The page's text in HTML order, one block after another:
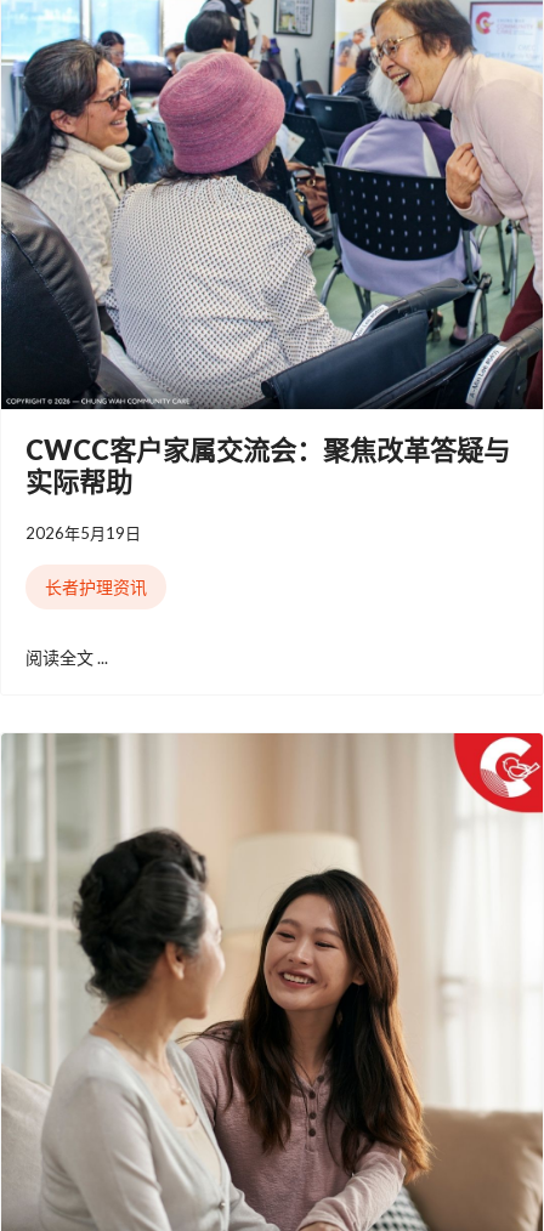
CWCC客户家属交流会：聚焦改革答疑与
实际帮助
2026年5月19日
长者护理资讯
阅读全文 ...